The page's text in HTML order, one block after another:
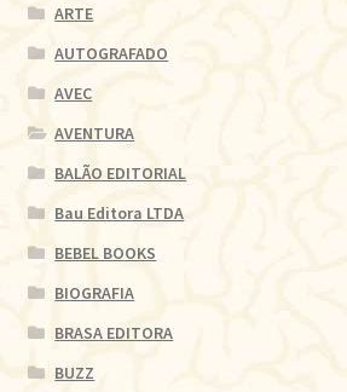
ARTE
AUTOGRAFADO
AVEC
AVENTURA
BALÃO EDITORIAL
Bau Editora LTDA
BEBEL BOOKS
BIOGRAFIA
BRASA EDITORA
BUZZ